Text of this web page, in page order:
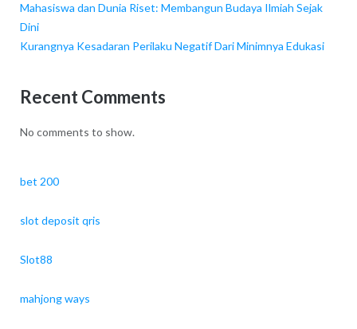
Mahasiswa dan Dunia Riset: Membangun Budaya Ilmiah Sejak
Dini
Kurangnya Kesadaran Perilaku Negatif Dari Minimnya Edukasi
Recent Comments
No comments to show.
bet 200
slot deposit qris
Slot88
mahjong ways